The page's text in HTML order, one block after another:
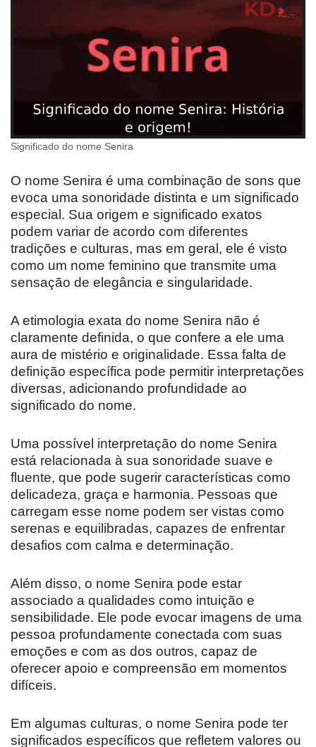
Significado do nome Senira
O nome Senira é uma combinação de sons que
evoca uma sonoridade distinta e um significado
especial. Sua origem e significado exatos
podem variar de acordo com diferentes
tradições e culturas, mas em geral, ele é visto
como um nome feminino que transmite uma
sensação de elegância e singularidade.
A etimologia exata do nome Senira não é
claramente definida, o que confere a ele uma
aura de mistério e originalidade. Essa falta de
definição específica pode permitir interpretações
diversas, adicionando profundidade ao
significado do nome.
Uma possível interpretação do nome Senira
está relacionada à sua sonoridade suave e
fluente, que pode sugerir características como
delicadeza, graça e harmonia. Pessoas que
carregam esse nome podem ser vistas como
serenas e equilibradas, capazes de enfrentar
desafios com calma e determinação.
Além disso, o nome Senira pode estar
associado a qualidades como intuição e
sensibilidade. Ele pode evocar imagens de uma
pessoa profundamente conectada com suas
emoções e com as dos outros, capaz de
oferecer apoio e compreensão em momentos
difíceis.
Em algumas culturas, o nome Senira pode ter
significados específicos que refletem valores ou